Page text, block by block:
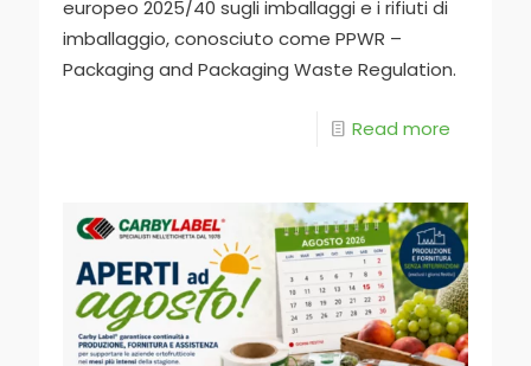
europeo 2025/40 sugli imballaggi e i rifiuti di
imballaggio, conosciuto come PPWR –
Packaging and Packaging Waste Regulation.
Read more